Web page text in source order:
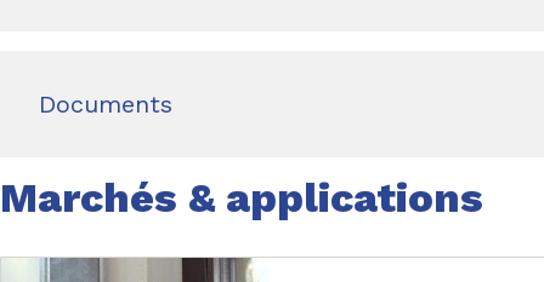
Documents
Marchés & applications